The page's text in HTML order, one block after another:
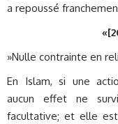
a repoussé
«]
»Nulle contrainte en
En Islam, si une
aucun effet ne
facultative; et elle